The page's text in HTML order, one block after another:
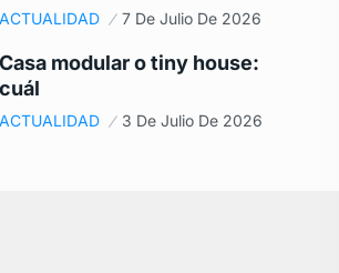
ACTUALIDAD 7 De Julio De 2026
Casa modular o tiny house:
cuál
ACTUALIDAD 3 De Julio De 2026